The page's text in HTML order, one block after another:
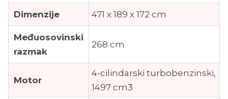
Dimenzije 471 x 189 x 172 cm
Međuosovinski
razmak
268 cm
Motor
4-cilindarski turbobenzinski,
1497 cm3